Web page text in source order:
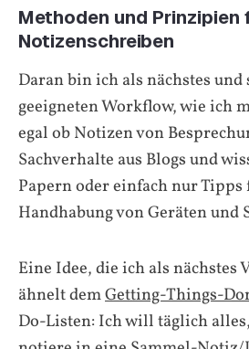
Methoden und Prinzipien
Notizenschreiben
Daran bin ich als nächstes und
geeigneten Workflow, wie ich
egal ob Notizen von
Sachverhalte aus Blogs und
Papern oder einfach nur Tipps
Handhabung von Geräten und
Eine Idee, die ich als nächstes
ähnelt demGetting-Things-
Do-Listen: Ich will täglich